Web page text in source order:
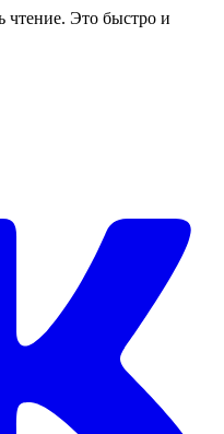
чтение. Это быстро и